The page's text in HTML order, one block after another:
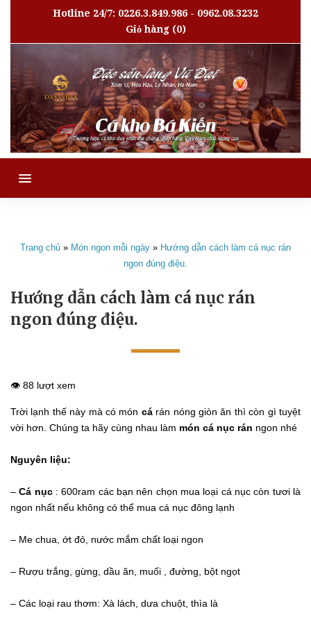
Hotline 24/7: 0226.3.849.986 - 0962.08.3232
Giỏ hàng(0)
MENU
Trang chủ » Món ngon mỗi ngày » Hướng dẫn cách làm cá nục rán
ngon đúng điệu.
Hướng dẫn cách làm cá nục rán
ngon đúng điệu.
👁️ 88 lượt xem
Trời lạnh thế này mà có món cárán nóng giòn ăn thì còn gì tuyệt
vời hơn. Chúng ta hãy cùng nhau làm món cá nục rán ngon nhé
Nguyên liệu:
–Cá nục: 600ram các bạn nên chọn mua loại cá nục còn tươi là
ngon nhất nếu không có thể mua cá nục đông lạnh
– Me chua, ớt đỏ, nước mắm chất loại ngon
– Rượu trắng, gừng, dầu ăn, muối , đường, bột ngọt
– Các loại rau thơm: Xà lách, dưa chuột, thìa là